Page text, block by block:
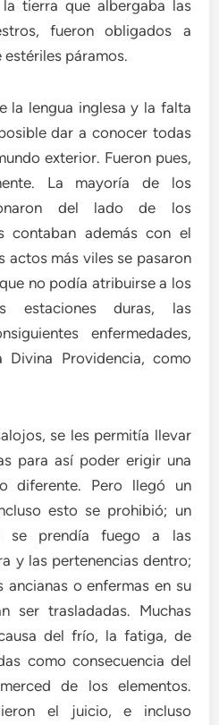
tierra que albergaba las
fueron obligados a
páramos.
la lengua inglesa y la falta
dar a conocer todas
exterior. Fueron pues,
La mayoría de los
del lado de los
contaban además con el
actos más viles se pasaron
no podía atribuirse a los
estaciones duras, las
enfermedades,
Providencia, como
se les permitía llevar
para así poder erigir una
diferente. Pero llegó un
esto se prohibió; un
se prendía fuego a las
y las pertenencias dentro;
ancianas o enfermas en su
ser trasladadas. Muchas
del frío, la fatiga, de
como consecuencia del
de los elementos.
el juicio, e incluso